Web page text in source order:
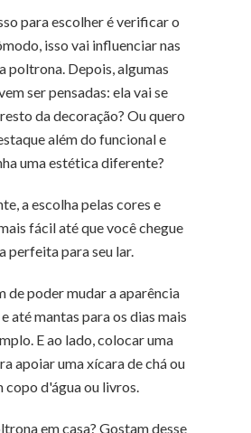
para escolher é verificar o
isso vai influenciar nas
poltrona. Depois, algumas
ser pensadas: ela vai se
da decoração? Ou quero
além do funcional e
uma estética diferente?
a escolha pelas cores e
fácil até que você chegue
perfeita para seu lar.
de poder mudar a aparência
até mantas para os dias mais
E ao lado, colocar uma
apoiar uma xícara de chá ou
copo d'água ou livros.
em casa? Gostam desse